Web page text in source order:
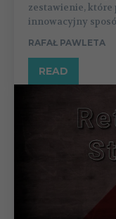
zestawienie, które
innowacyjny
RAFAŁ PAWLETA
READ